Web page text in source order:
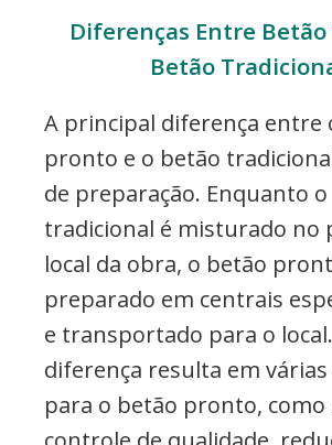
Diferenças Entre
Betão
A principal diferença entre
pronto e o betão
de preparação. Enquanto
tradicional é misturado no
local da obra, o betão
preparado em centrais
e transportado para o
diferença resulta em
para o betão pronto,